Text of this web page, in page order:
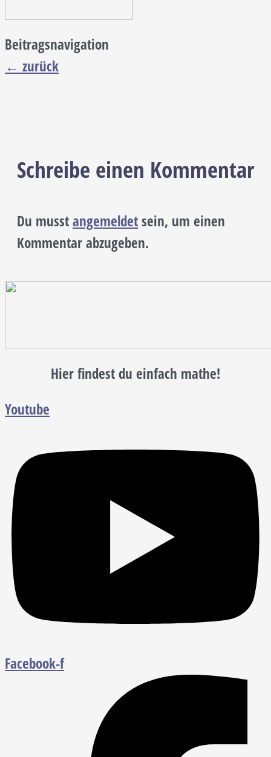
Beitragsnavigation
← zurück
Schreibe einen Kommentar
Du musstangemeldetsein, um einen
Kommentar abzugeben.
Hier findest du einfach mathe!
Youtube
Facebook-f